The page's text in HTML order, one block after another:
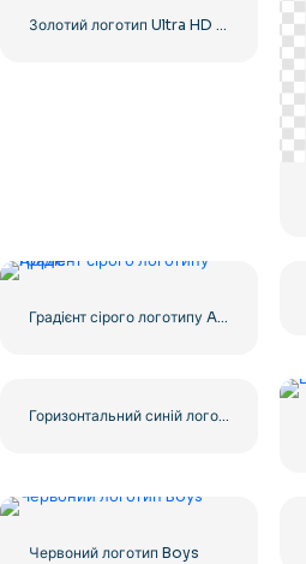
Золотий логотип Ultra HD 8k
Градієнт сірого логотипу Apple
Горизонтальний синій логотип Facebook
Червоний логотип Boys